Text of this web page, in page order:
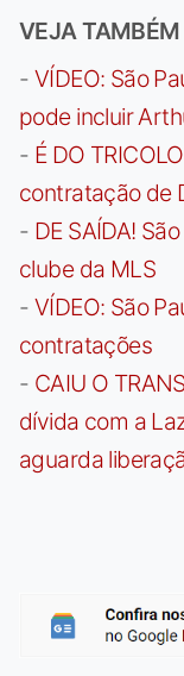
VEJA TAMBÉM
- VÍDEO: São
pode incluir
- É DO
contratação de
- DE SAÍDA!
clube da MLS
- VÍDEO: São
contratações
- CAIU O
dívida com a
aguarda